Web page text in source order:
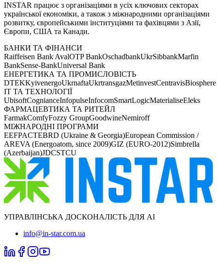
INSTAR працює з організаціями в усіх ключових секторах
української економіки, а також з міжнародними організаціями
розвитку, європейськими інституціями та фахівцями з Азії,
Європи, США та Канади.
БАНКИ ТА ФІНАНСИ
Raiffeisen Bank AvalOTP BankOschadbankUkrSibbankMarfin
BankSense-BankUniversal Bank
ЕНЕРГЕТИКА ТА ПРОМИСЛОВІСТЬ
DTEKKyivenergoUkrnaftaUkrtransgazMetinvestCentravisBiosphere
IT ТА ТЕХНОЛОГІЇ
UbisoftCognianceInfopulseInfocomSmartLogicMaterialiseEleks
ФАРМАЦЕВТИКА ТА РИТЕЙЛ
FarmakComfyFozzy GroupGoodwineNemiroff
МІЖНАРОДНІ ПРОГРАМИ
EEFPACTEBRD (Ukraine & Georgia)European Commission /
AREVA (Energoatom, since 2009)GIZ (EURO-2012)Simbrella
(Azerbaijan)JDCSTCU
УПРАВЛІНСЬКА ДОСКОНАЛІСТЬ ДЛЯ AI
info@in-star.com.ua